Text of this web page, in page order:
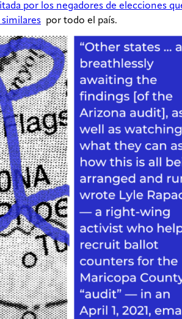
por los negadores de elecciones
por todo el país.